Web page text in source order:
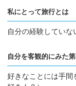
私にとって旅行とは
自分の経験していな
自分を客観的にみた
好きなことには手間